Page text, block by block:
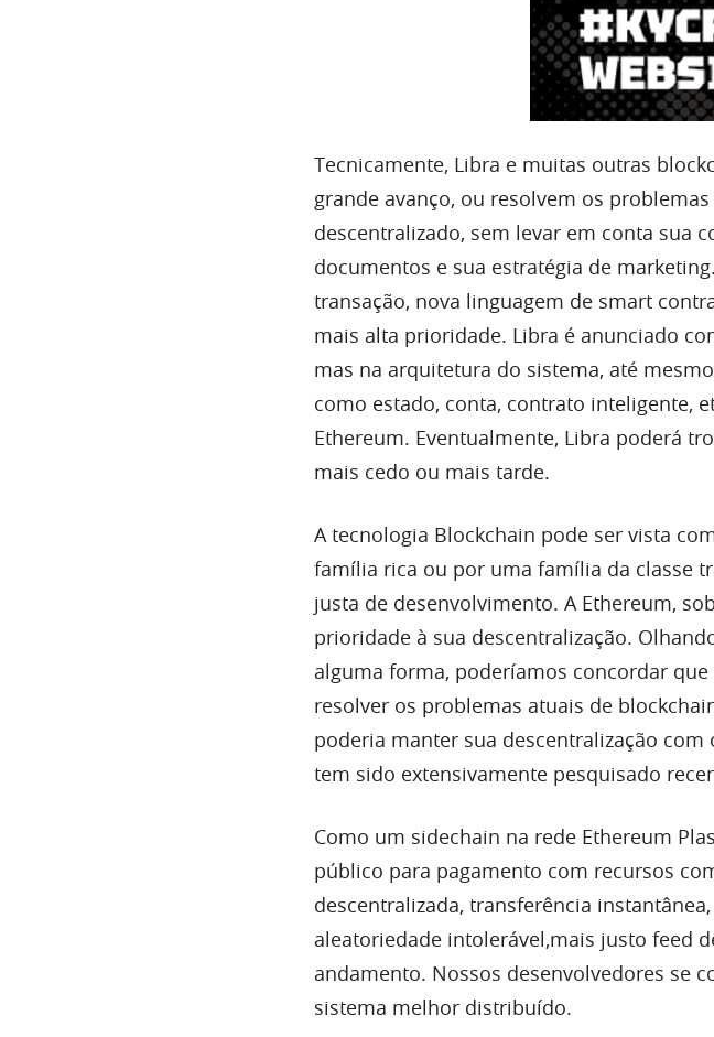
Tecnicamente, Libra e muitas outras
grande avanço, ou resolvem os
descentralizado, sem levar em conta sua
documentos e sua estratégia de
transação, nova linguagem de smart
mais alta prioridade. Libra é anunciado
mas na arquitetura do sistema, até
como estado, conta, contrato inteligente,
Ethereum. Eventualmente, Libra poderá
mais cedo ou mais tarde.
A tecnologia Blockchain pode ser vista
família rica ou por uma família da classe
justa de desenvolvimento. A Ethereum,
prioridade à sua descentralização.
alguma forma, poderíamos concordar
resolver os problemas atuais de
poderia manter sua descentralização
tem sido extensivamente pesquisado
Como um sidechain na rede Ethereum
público para pagamento com recursos
descentralizada, transferência
aleatoriedade intolerável,mais justo feed
andamento. Nossos desenvolvedores se
sistema melhor distribuído.